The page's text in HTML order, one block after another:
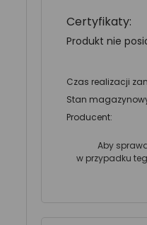
Certyfikaty:
Produkt nie
Czas realizacji
Stan
Producent:
Aby
w przypadku